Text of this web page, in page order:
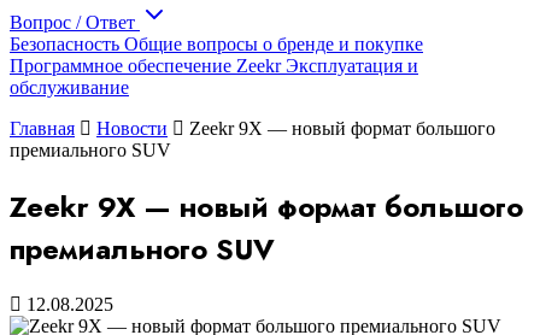
Вопрос / Ответ
Безопасность Общие вопросы о бренде и покупке
Программное обеспечение ZeekrЭксплуатация и
обслуживание
Главная
Новости
Zeekr 9X — новый формат большого
премиального SUV
Zeekr 9X — новый формат большого
премиального SUV
12.08.2025